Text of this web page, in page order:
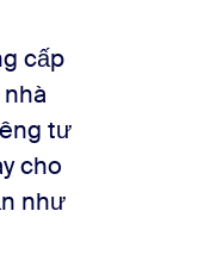
cấp
tư
cho
như